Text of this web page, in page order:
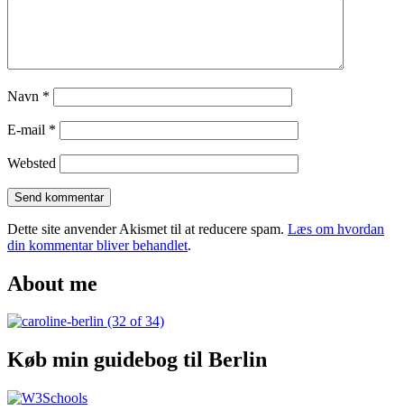
Navn *
E-mail *
Websted
Dette site anvender Akismet til at reducere spam. Læs om hvordan
din kommentar bliver behandlet.
About me
Køb min guidebog til Berlin